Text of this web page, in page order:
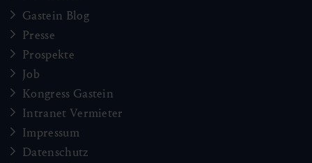
Gastein Blog
Presse
Prospekte
Job
Kongress Gastein
Intranet Vermieter
Impressum
Datenschutz